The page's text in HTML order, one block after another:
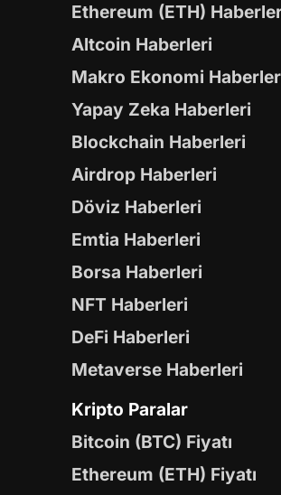
Ethereum (ETH)
Altcoin Haberleri
Makro Ekonomi
Yapay Zeka Haberleri
Blockchain Haberleri
Airdrop Haberleri
Döviz Haberleri
Emtia Haberleri
Borsa Haberleri
NFT Haberleri
DeFi Haberleri
Metaverse Haberleri
Kripto Paralar
Bitcoin (BTC) Fiyatı
Ethereum (ETH) Fiyatı